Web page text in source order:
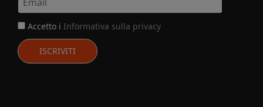
Accetto i Informativa sulla privacy
ISCRIVITI